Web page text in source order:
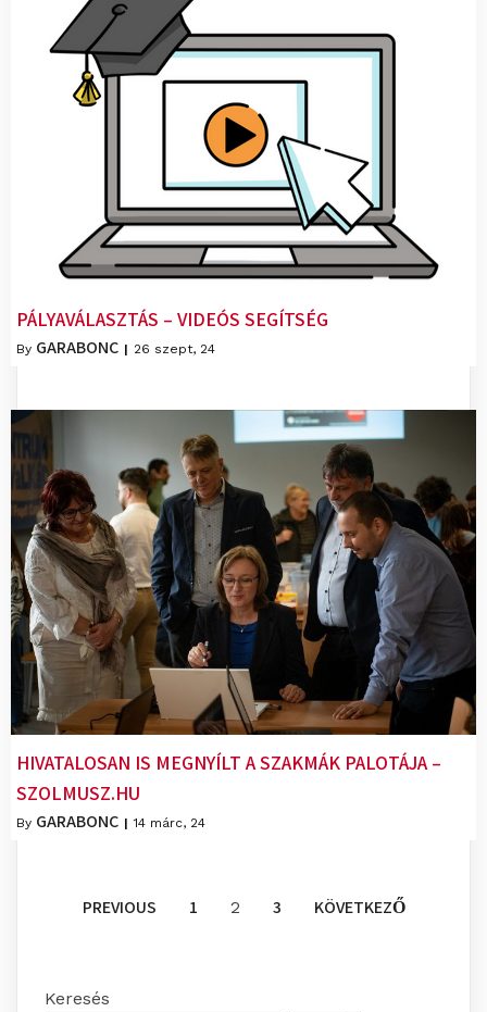
PÁLYAVÁLASZTÁS – VIDEÓS SEGÍTSÉG
By GARABONC | 26 szept, 24
HIVATALOSAN IS MEGNYÍLT A SZAKMÁK PALOTÁJA –
SZOLMUSZ.HU
By GARABONC | 14 márc, 24
PREVIOUS 1 2 3 KÖVETKEZŐ
Keresés